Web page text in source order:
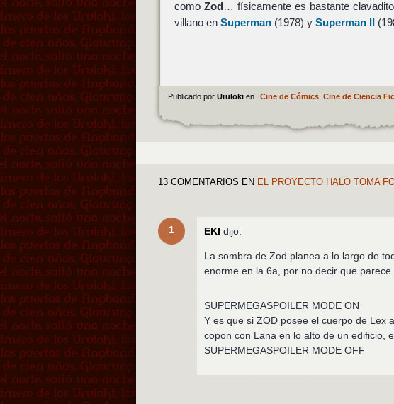
como Zod… físicamente es bastante
villano en Superman(1978) y Superman II
Publicado por Uruloki en Cine de Cómics, Cine de Ciencia
13 COMENTARIOS EN EL PROYECTO HALO TOMA
1 EKI dijo:
La sombra de Zod planea a lo largo de
enorme en la 6a, por no decir que
SUPERMEGASPOILER MODE ON
Y es que si ZOD posee el cuerpo de Lex
copon con Lana en lo alto de un edificio,
SUPERMEGASPOILER MODE OFF